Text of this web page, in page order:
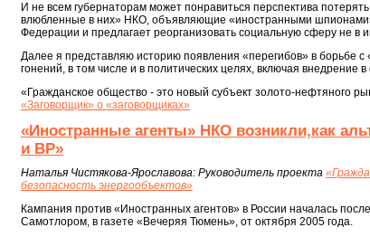
И не всем губернаторам может понравиться перспектива
влюбленные в них» НКО, объявляющие «иностранными шпионами»
Федерации и предлагает реорганизовать социальную сферу не в
Далее я представляю историю появления «перегибов» в борьбе
гонений, в том числе и в политических целях, включая внедрение
«Гражданское общество - это новый субъект золото-нефтяного
«Заговорщик» о «заговорщиках»
«Иностранные агенты» НКО возникли,как
и ВP»
Наталья Чистякова-Ярославова: Руководитель проекта
безопасность энергообъектов»
Кампания против «Иностранных агентов» в России началась
Самотлором, в газете «Вечеряя Тюмень», от октября 2005 года.